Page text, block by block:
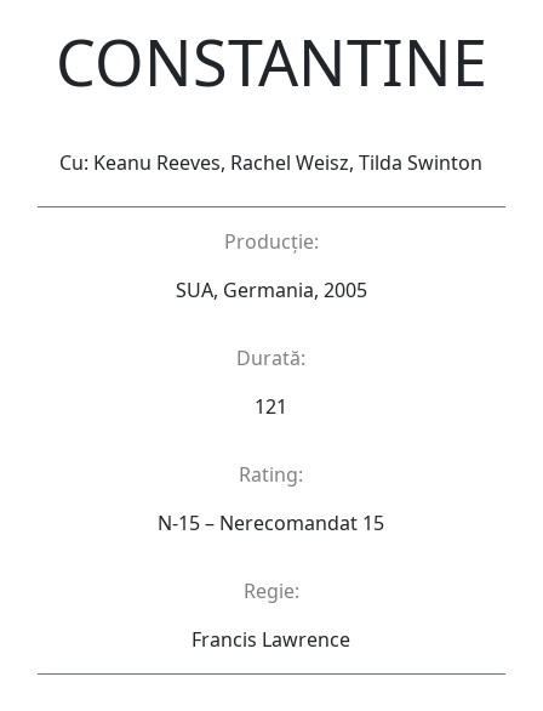
CONSTANTINE
Cu: Keanu Reeves, Rachel Weisz, Tilda Swinton
Producție:
SUA, Germania, 2005
Durată:
121
Rating:
N-15 – Nerecomandat 15
Regie:
Francis Lawrence